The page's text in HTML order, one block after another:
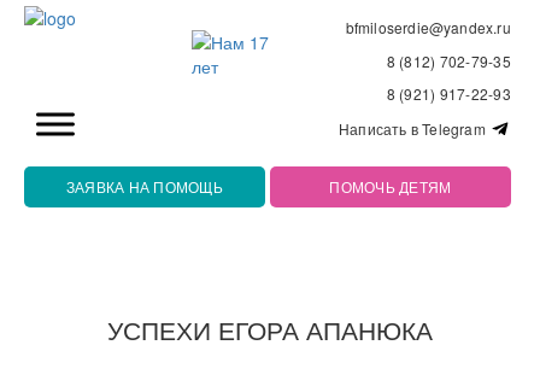
bfmiloserdie@yandex.ru
8 (812) 702-79-35
8 (921) 917-22-93
Написать в Telegram
ЗАЯВКА НА ПОМОЩЬ ПОМОЧЬ ДЕТЯМ
УСПЕХИ ЕГОРА АПАНЮКА